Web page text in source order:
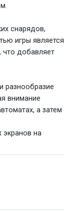
снарядов,
игры является
что добавляет
разнообразие
внимание
а затем
экранов на